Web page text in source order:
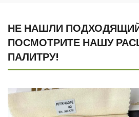
НЕ НАШЛИ
ПОСМОТРИТЕ НАШУ
ПАЛИТРУ!